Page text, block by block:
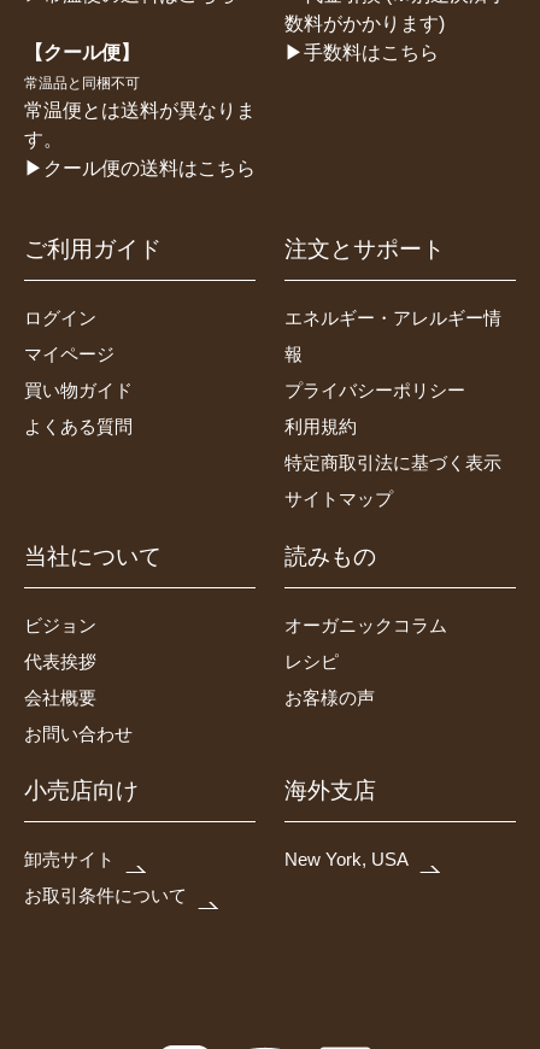
【クール便】
常温品と同梱不可
常温便とは送料が異なりま
す。
▶クール便の送料はこちら
数料がかかります)
▶手数料はこちら
ご利用ガイド
ログイン
マイページ
買い物ガイド
よくある質問
注文とサポート
エネルギー・アレルギー情
報
プライバシーポリシー
利用規約
特定商取引法に基づく表示
サイトマップ
当社について
ビジョン
代表挨拶
会社概要
お問い合わせ
読みもの
オーガニックコラム
レシピ
お客様の声
小売店向け
卸売サイト
お取引条件について
海外支店
New York, USA